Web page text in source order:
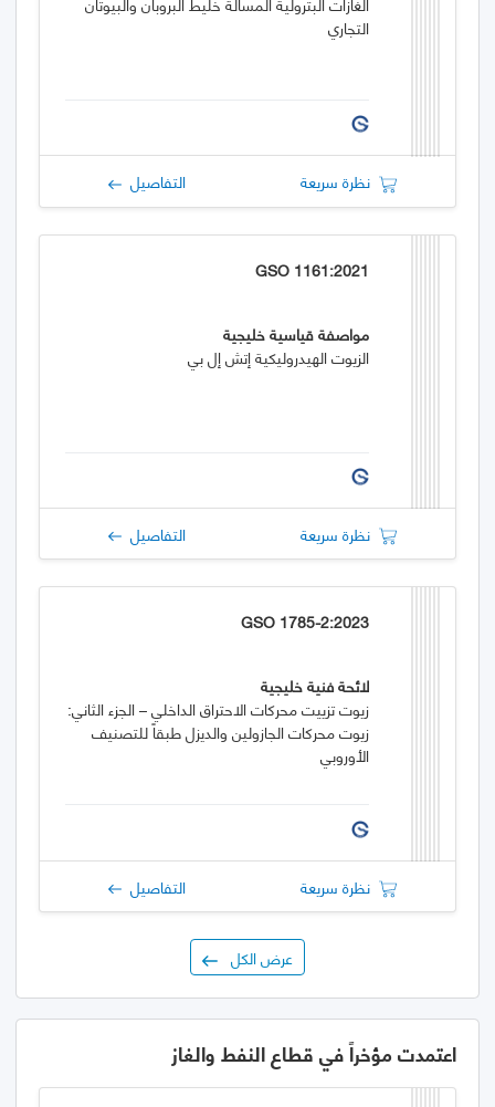
التجاري
نظرة سريعة التفاصيل
GSO 1161:2021
مواصفة قياسية خليجية
الزيوت الهيدروليكية إتش إل بي
نظرة سريعة التفاصيل
GSO 1785-2:2023
لائحة فنية خليجية
زيوت تزييت محركات الاحتراق الداخلي – الجزء الثاني:
زيوت محركات الجازولين والديزل طبقاً للتصنيف
الأوروبي
نظرة سريعة التفاصيل
عرض الكل
اعتمدت مؤخراً في قطاع النفط والغاز